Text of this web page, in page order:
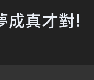
成真才對!